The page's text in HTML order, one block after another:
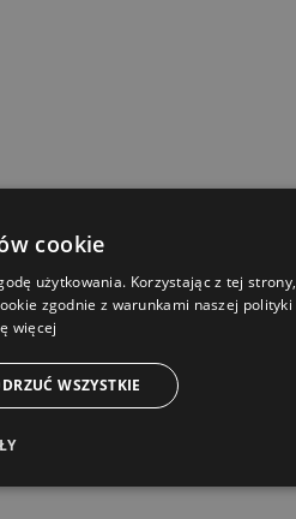
cookie
użytkowania. Korzystając z tej strony,
zgodnie z warunkami naszej polityki
więcej
WSZYSTKIE